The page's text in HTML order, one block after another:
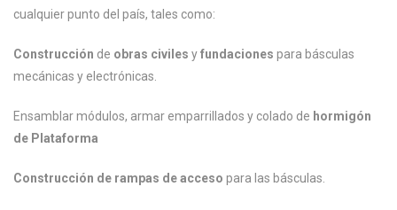
cualquier punto del país, tales como:
Construcción de obras civiles yfundaciones para básculas
mecánicas y electrónicas.
Ensamblar módulos, armar emparrillados y colado de hormigón
de Plataforma
Construcción de rampas de acceso para las básculas.